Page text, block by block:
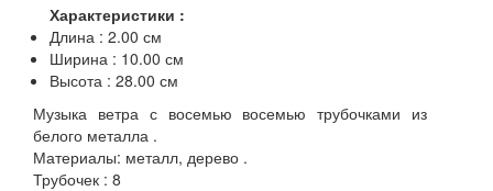
Характеристики :
Длина : 2.00 см
Ширина : 10.00 см
Высота : 28.00 см
Музыка ветра с восемью восемью трубочками из
белого металла .
Материалы: металл, дерево .
Трубочек : 8